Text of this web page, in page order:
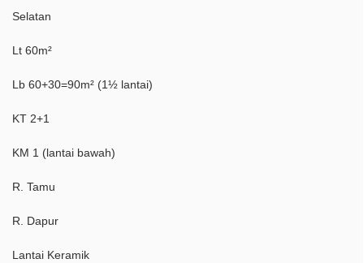
Selatan
Lt 60m²
Lb 60+30=90m² (1½ lantai)
KT 2+1
KM 1 (lantai bawah)
R. Tamu
R. Dapur
Lantai Keramik